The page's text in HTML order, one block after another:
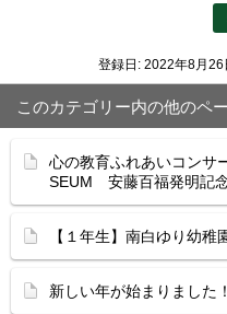
登録日: 2022年8月26
このカテゴリー内の他のペ
心の教育ふれあいコン
SEUM 安藤百福発明記
【１年生】南白ゆり幼
新しい年が始まりました！